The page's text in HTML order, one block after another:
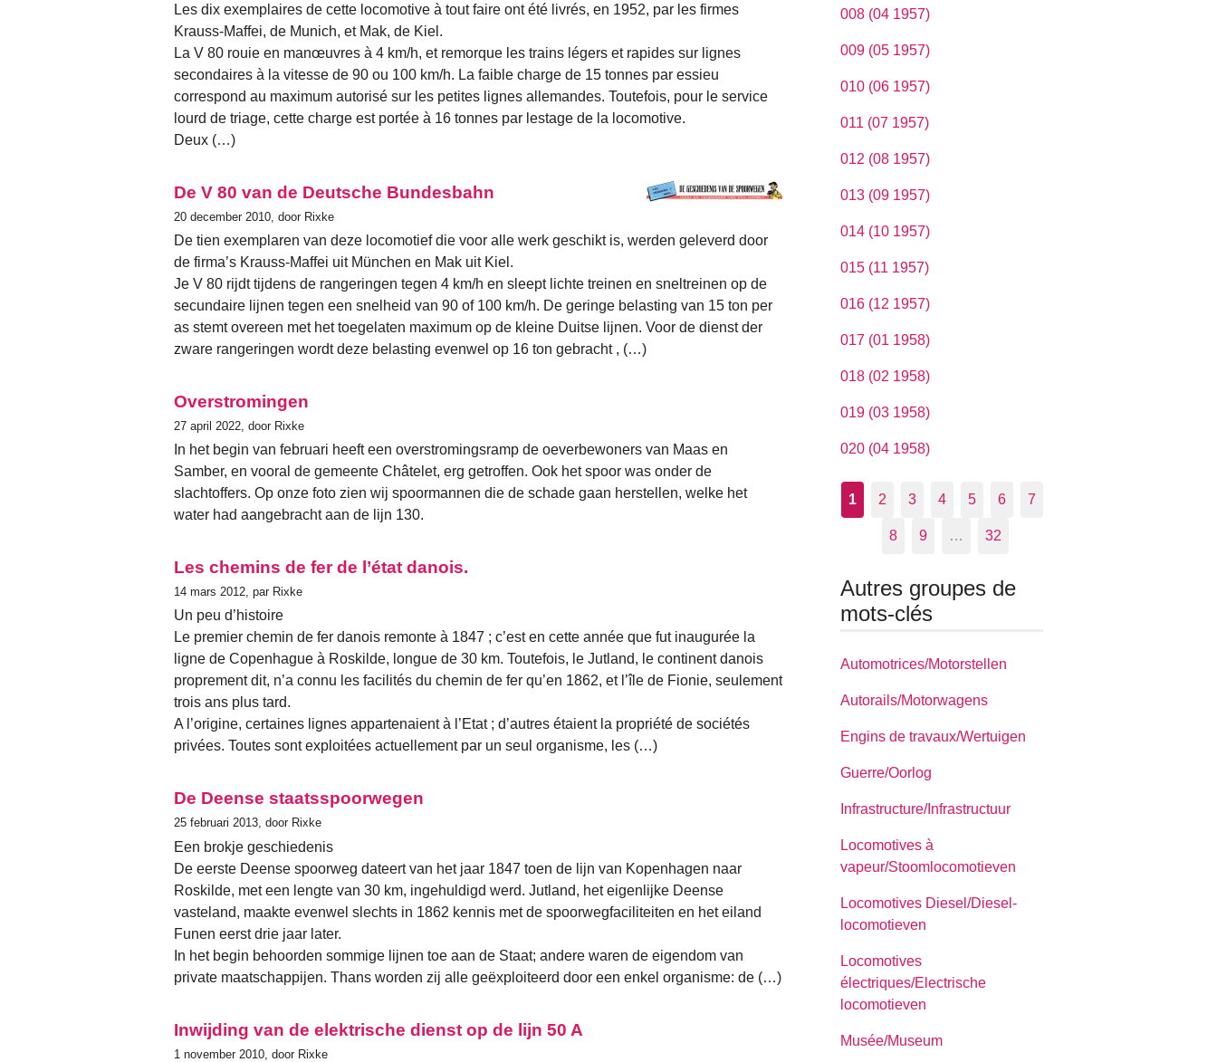
Les dix exemplaires de cette locomotive à tout faire ont été livrés, en 1952, par les firmes
Krauss-Maffei, de Munich, et Mak, de Kiel.
La V 80 rouie en manœuvres à 4 km/h, et remorque les trains légers et rapides sur lignes
secondaires à la vitesse de 90 ou 100 km/h. La faible charge de 15 tonnes par essieu
correspond au maximum autorisé sur les petites lignes allemandes. Toutefois, pour le service
lourd de triage, cette charge est portée à 16 tonnes par lestage de la locomotive.
Deux (…)
De V 80 van de Deutsche Bundesbahn
20 december 2010, door Rixke
De tien exemplaren van deze locomotief die voor alle werk geschikt is, werden geleverd door
de firma’s Krauss-Maffei uit München en Mak uit Kiel.
Je V 80 rijdt tijdens de rangeringen tegen 4 km/h en sleept lichte treinen en sneltreinen op de
secundaire lijnen tegen een snelheid van 90 of 100 km/h. De geringe belasting van 15 ton per
as stemt overeen met het toegelaten maximum op de kleine Duitse lijnen. Voor de dienst der
zware rangeringen wordt deze belasting evenwel op 16 ton gebracht , (…)
Overstromingen
27 april 2022, door Rixke
In het begin van februari heeft een overstromingsramp de oeverbewoners van Maas en
Samber, en vooral de gemeente Châtelet, erg getroffen. Ook het spoor was onder de
slachtoffers. Op onze foto zien wij spoormannen die de schade gaan herstellen, welke het
water had aangebracht aan de lijn 130.
Les chemins de fer de l’état danois.
14 mars 2012, par Rixke
Un peu d’histoire
Le premier chemin de fer danois remonte à 1847 ; c’est en cette année que fut inaugurée la
ligne de Copenhague à Roskilde, longue de 30 km. Toutefois, le Jutland, le continent danois
proprement dit, n’a connu les facilités du chemin de fer qu’en 1862, et l’île de Fionie, seulement
trois ans plus tard.
A l’origine, certaines lignes appartenaient à l’Etat ; d’autres étaient la propriété de sociétés
privées. Toutes sont exploitées actuellement par un seul organisme, les (…)
De Deense staatsspoorwegen
25 februari 2013, door Rixke
Een brokje geschiedenis
De eerste Deense spoorweg dateert van het jaar 1847 toen de lijn van Kopenhagen naar
Roskilde, met een lengte van 30 km, ingehuldigd werd. Jutland, het eigenlijke Deense
vasteland, maakte evenwel slechts in 1862 kennis met de spoorwegfaciliteiten en het eiland
Funen eerst drie jaar later.
In het begin behoorden sommige lijnen toe aan de Staat; andere waren de eigendom van
private maatschappijen. Thans worden zij alle geëxploiteerd door een enkel organisme: de (…)
Inwijding van de elektrische dienst op de lijn 50 A
1 november 2010, door Rixke
008 (04 1957)
009 (05 1957)
010 (06 1957)
011 (07 1957)
012 (08 1957)
013 (09 1957)
014 (10 1957)
015 (11 1957)
016 (12 1957)
017 (01 1958)
018 (02 1958)
019 (03 1958)
020 (04 1958)
1 2 3 4 5 6 7
8 9 … 32
Autres groupes de
mots-clés
Automotrices/Motorstellen
Autorails/Motorwagens
Engins de travaux/Wertuigen
Guerre/Oorlog
Infrastructure/Infrastructuur
Locomotives à
vapeur/Stoomlocomotieven
Locomotives Diesel/Diesel-
locomotieven
Locomotives
électriques/Electrische
locomotieven
Musée/Museum